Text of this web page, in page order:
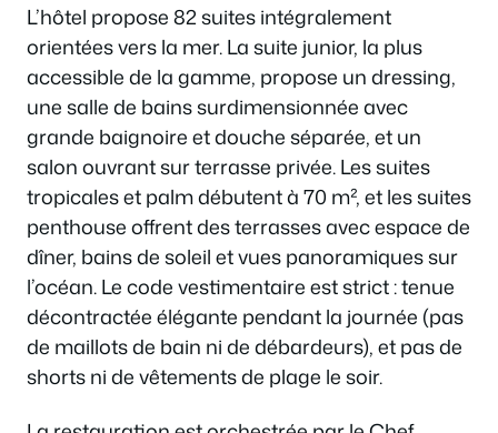
L’hôtel propose 82 suites intégralement
orientées vers la mer. La suite junior, la plus
accessible de la gamme, propose un dressing,
une salle de bains surdimensionnée avec
grande baignoire et douche séparée, et un
salon ouvrant sur terrasse privée. Les suites
tropicales et palm débutent à 70 m², et les suites
penthouse offrent des terrasses avec espace de
dîner, bains de soleil et vues panoramiques sur
l’océan. Le code vestimentaire est strict : tenue
décontractée élégante pendant la journée (pas
de maillots de bain ni de débardeurs), et pas de
shorts ni de vêtements de plage le soir.